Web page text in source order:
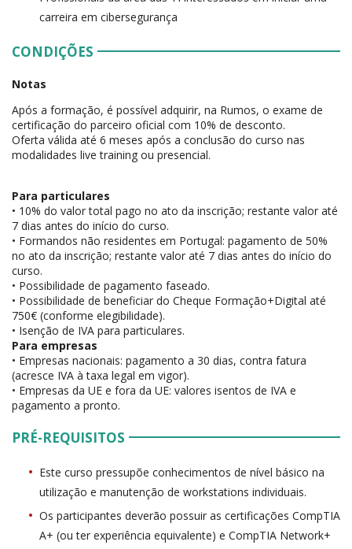
carreira em cibersegurança
CONDIÇÕES
Notas
Após a formação, é possível adquirir, na Rumos, o exame de
certificação do parceiro oficial com 10% de desconto.
Oferta válida até 6 meses após a conclusão do curso nas
modalidades live training ou presencial.
Para particulares
• 10% do valor total pago no ato da inscrição; restante valor até
7 dias antes do início do curso.
• Formandos não residentes em Portugal: pagamento de 50%
no ato da inscrição; restante valor até 7 dias antes do início do
curso.
• Possibilidade de pagamento faseado.
• Possibilidade de beneficiar do Cheque Formação+Digital até
750€ (conforme elegibilidade).
• Isenção de IVA para particulares.
Para empresas
• Empresas nacionais: pagamento a 30 dias, contra fatura
(acresce IVA à taxa legal em vigor).
• Empresas da UE e fora da UE: valores isentos de IVA e
pagamento a pronto.
PRÉ-REQUISITOS
Este curso pressupõe conhecimentos de nível básico na
utilização e manutenção de workstations individuais.
Os participantes deverão possuir as certificações CompTIA
A+ (ou ter experiência equivalente) e CompTIA Network+